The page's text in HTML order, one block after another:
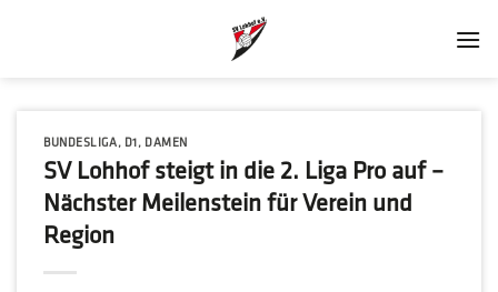
BUNDESLIGA, D1 , DAMEN
SV Lohhof steigt in die 2. Liga Pro auf –
Nächster Meilenstein für Verein und
Region